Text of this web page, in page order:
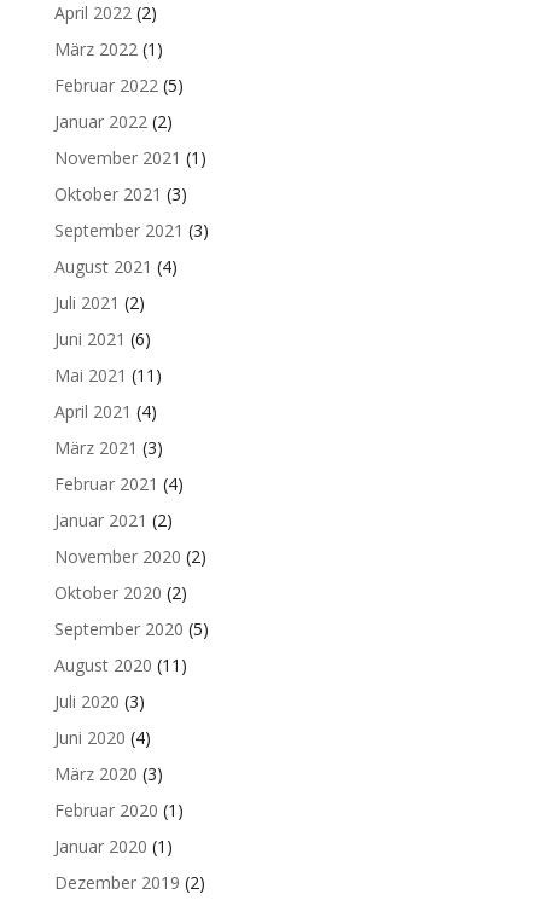
April 2022(2)
März 2022(1)
Februar 2022(5)
Januar 2022(2)
November 2021 (1)
Oktober 2021 (3)
September 2021 (3)
August 2021 (4)
Juli 2021 (2)
Juni 2021 (6)
Mai 2021 (11)
April 2021 (4)
März 2021 (3)
Februar 2021 (4)
Januar 2021 (2)
November 2020 (2)
Oktober 2020 (2)
September 2020 (5)
August 2020 (11)
Juli 2020 (3)
Juni 2020 (4)
März 2020 (3)
Februar 2020 (1)
Januar 2020 (1)
Dezember 2019 (2)